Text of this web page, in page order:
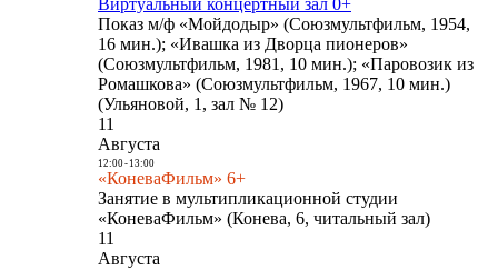
Виртуальный концертный зал 0+
Показ м/ф «Мойдодыр» (Союзмультфильм, 1954,
16 мин.); «Ивашка из Дворца пионеров»
(Союзмультфильм, 1981, 10 мин.); «Паровозик из
Ромашкова» (Союзмультфильм, 1967, 10 мин.)
(Ульяновой, 1, зал № 12)
11
Августа
12:00- 13:00
«КоневаФильм» 6+
Занятие в мультипликационной студии
«КоневаФильм» (Конева, 6, читальный зал)
11
Августа